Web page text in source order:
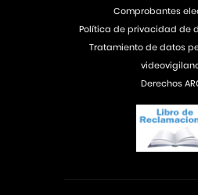
Comprobantes
Política de privacidad de
Tratamiento de datos
Derechos